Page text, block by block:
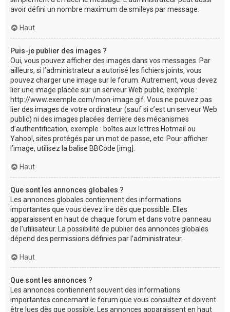
avoir défini un nombre maximum de smileys par message.
Haut
Puis-je publier des images ?
Oui, vous pouvez afficher des images dans vos messages. Par
ailleurs, si l’administrateur a autorisé les fichiers joints, vous
pouvez charger une image sur le forum. Autrement, vous devez
lier une image placée sur un serveur Web public, exemple :
http://www.exemple.com/mon-image.gif. Vous ne pouvez pas
lier des images de votre ordinateur (sauf si c’est un serveur Web
public) ni des images placées derrière des mécanismes
d’authentification, exemple : boîtes aux lettres Hotmail ou
Yahoo!, sites protégés par un mot de passe, etc. Pour afficher
l’image, utilisez la balise BBCode [img].
Haut
Que sont les annonces globales ?
Les annonces globales contiennent des informations
importantes que vous devez lire dès que possible. Elles
apparaissent en haut de chaque forum et dans votre panneau
de l’utilisateur. La possibilité de publier des annonces globales
dépend des permissions définies par l’administrateur.
Haut
Que sont les annonces ?
Les annonces contiennent souvent des informations
importantes concernant le forum que vous consultez et doivent
être lues dès que possible. Les annonces apparaissent en haut